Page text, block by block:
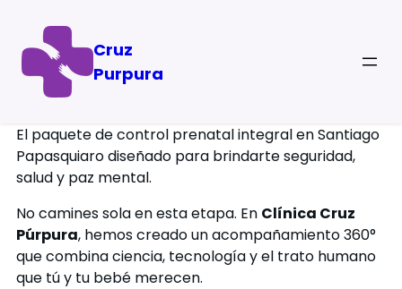
Cruz
Purpura
El paquete de control prenatal integral en Santiago
Papasquiaro diseñado para brindarte seguridad,
salud y paz mental.
No camines sola en esta etapa. En Clínica Cruz
Púrpura, hemos creado un acompañamiento 360°
que combina ciencia, tecnología y el trato humano
que tú y tu bebé merecen.